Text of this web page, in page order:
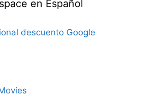
en Español
descuento Google